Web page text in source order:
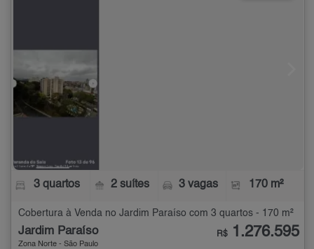
3 quartos 2 suítes 3 vagas 170 m²
Cobertura à Venda no Jardim Paraíso com 3 quartos - 170 m²
Jardim Paraíso
Zona Norte - São Paulo
R$ 1.276.595